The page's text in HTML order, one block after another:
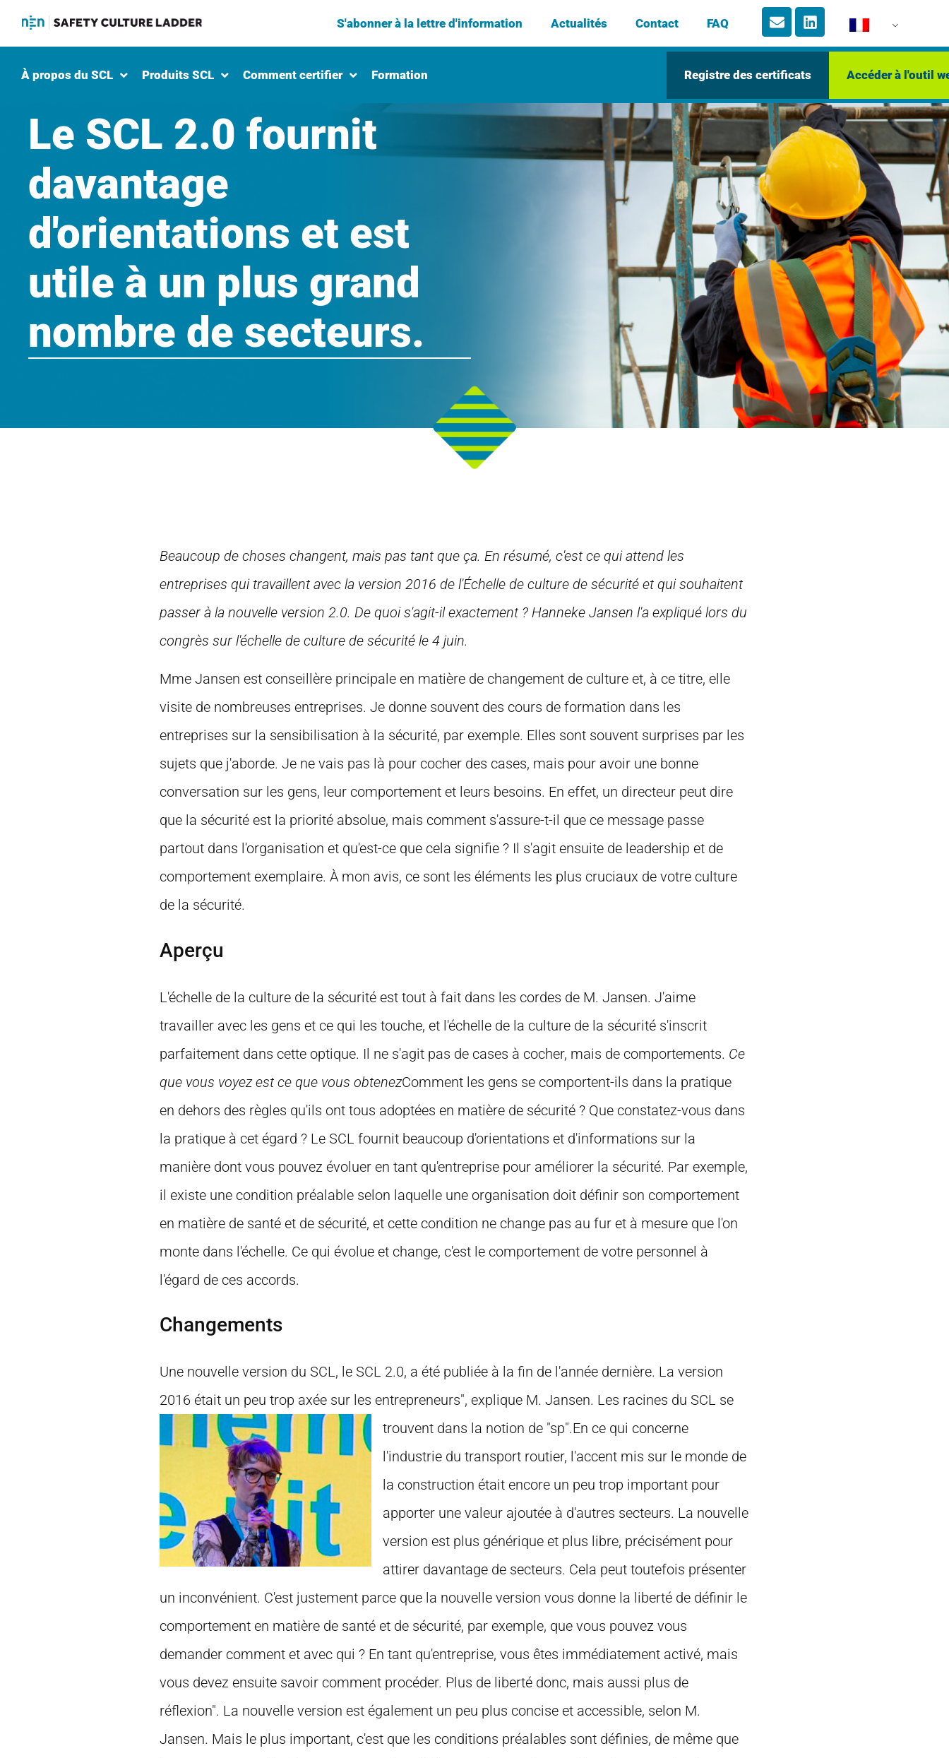
S'abonner à la lettre d'information Actualités Contact FAQ
À propos du SCL Produits SCL Comment certifier Formation Registre des certificats Accéder à l'outil
Le SCL 2.0 fournit
davantage
d'orientations et est
utile à un plus grand
nombre de secteurs.
Beaucoup de choses changent, mais pas tant que ça. En résumé, c'est ce qui attend les
entreprises qui travaillent avec la version 2016 de l'Échelle de culture de sécurité et qui souhaitent
passer à la nouvelle version 2.0. De quoi s'agit-il exactement ? Hanneke Jansen l'a expliqué lors du
congrès sur l'échelle de culture de sécurité le 4 juin.
Mme Jansen est conseillère principale en matière de changement de culture et, à ce titre, elle
visite de nombreuses entreprises. Je donne souvent des cours de formation dans les
entreprises sur la sensibilisation à la sécurité, par exemple. Elles sont souvent surprises par les
sujets que j'aborde. Je ne vais pas là pour cocher des cases, mais pour avoir une bonne
conversation sur les gens, leur comportement et leurs besoins. En effet, un directeur peut dire
que la sécurité est la priorité absolue, mais comment s'assure-t-il que ce message passe
partout dans l'organisation et qu'est-ce que cela signifie ? Il s'agit ensuite de leadership et de
comportement exemplaire. À mon avis, ce sont les éléments les plus cruciaux de votre culture
de la sécurité.
Aperçu
L'échelle de la culture de la sécurité est tout à fait dans les cordes de M. Jansen. J'aime
travailler avec les gens et ce qui les touche, et l'échelle de la culture de la sécurité s'inscrit
parfaitement dans cette optique. Il ne s'agit pas de cases à cocher, mais de comportements. Ce
que vous voyez est ce que vous obtenezComment les gens se comportent-ils dans la pratique
en dehors des règles qu'ils ont tous adoptées en matière de sécurité ? Que constatez-vous dans
la pratique à cet égard ? Le SCL fournit beaucoup d'orientations et d'informations sur la
manière dont vous pouvez évoluer en tant qu'entreprise pour améliorer la sécurité. Par exemple,
il existe une condition préalable selon laquelle une organisation doit définir son comportement
en matière de santé et de sécurité, et cette condition ne change pas au fur et à mesure que l'on
monte dans l'échelle. Ce qui évolue et change, c'est le comportement de votre personnel à
l'égard de ces accords.
Changements
Une nouvelle version du SCL, le SCL 2.0, a été publiée à la fin de l'année dernière. La version
2016 était un peu trop axée sur les entrepreneurs", explique M. Jansen. Les racines du SCL se
trouvent dans la notion de "sp".En ce qui concerne
l'industrie du transport routier, l'accent mis sur le monde de
la construction était encore un peu trop important pour
apporter une valeur ajoutée à d'autres secteurs. La nouvelle
version est plus générique et plus libre, précisément pour
attirer davantage de secteurs. Cela peut toutefois présenter
un inconvénient. C'est justement parce que la nouvelle version vous donne la liberté de définir le
comportement en matière de santé et de sécurité, par exemple, que vous pouvez vous
demander comment et avec qui ? En tant qu'entreprise, vous êtes immédiatement activé, mais
vous devez ensuite savoir comment procéder. Plus de liberté donc, mais aussi plus de
réflexion". La nouvelle version est également un peu plus concise et accessible, selon M.
Jansen. Mais le plus important, c'est que les conditions préalables sont définies, de même que